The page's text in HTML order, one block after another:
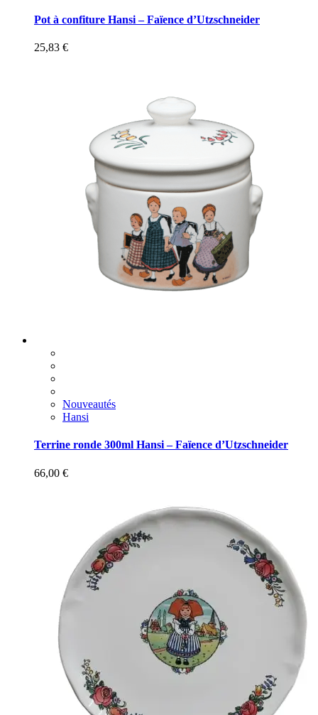
Pot à confiture Hansi – Faïence d’Utzschneider
25,83 €
Nouveautés
Hansi
Terrine ronde 300ml Hansi – Faïence d’Utzschneider
66,00 €